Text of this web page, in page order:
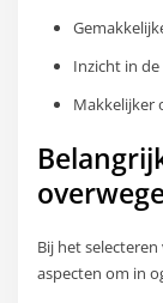
Inzicht in
Makkelijker
Bij het
aspecten om in